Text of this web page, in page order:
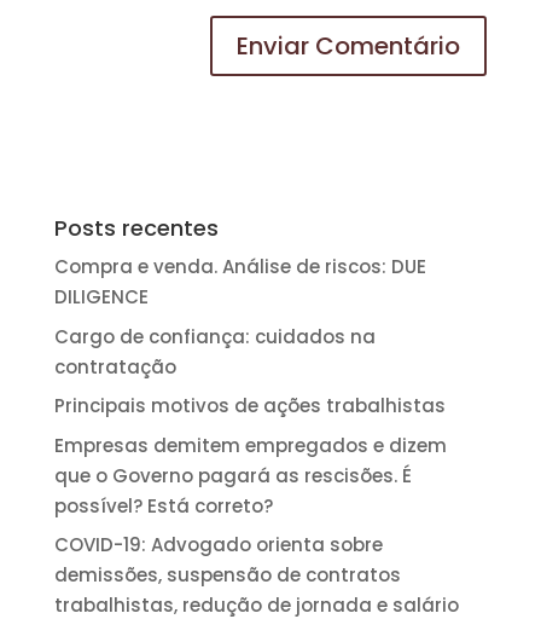
Posts recentes
Compra e venda. Análise de riscos: DUE
DILIGENCE
Cargo de confiança: cuidados na
contratação
Principais motivos de ações trabalhistas
Empresas demitem empregados e dizem
que o Governo pagará as rescisões. É
possível? Está correto?
COVID-19: Advogado orienta sobre
demissões, suspensão de contratos
trabalhistas, redução de jornada e salário